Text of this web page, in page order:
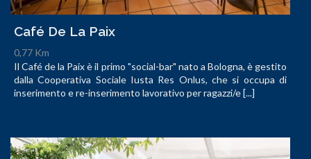
Café De La Paix
0,77 Km
Il Café de la Paix è il primo "social-bar" nato a Bologna, è gestito
dalla Cooperativa Sociale Iusta Res Onlus, che si occupa di
inserimento e re-inserimento lavorativo per ragazzi/e [...]